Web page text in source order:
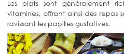
Les plats sont généralement
vitamines, offrant ainsi des repas
ravissant les papilles gustatives.